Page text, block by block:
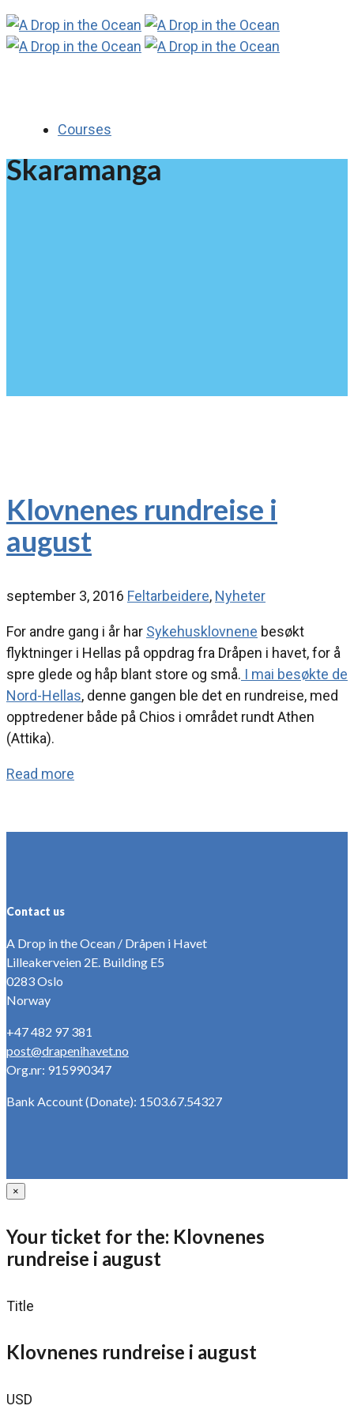
Courses
Skaramanga
Klovnenes rundreise i
august
september 3, 2016 Feltarbeidere, Nyheter
For andre gang i år har Sykehusklovnene besøkt
flyktninger i Hellas på oppdrag fra Dråpen i havet, for å
spre glede og håp blant store og små. I mai besøkte de
Nord-Hellas, denne gangen ble det en rundreise, med
opptredener både på Chios i området rundt Athen
(Attika).
Read more
Contact us
A Drop in the Ocean / Dråpen i Havet
Lilleakerveien 2E. Building E5
0283 Oslo
Norway
+47 482 97 381
post@drapenihavet.no
Org.nr: 915990347
Bank Account (Donate): 1503.67.54327
×
Your ticket for the: Klovnenes
rundreise i august
Title
Klovnenes rundreise i august
USD